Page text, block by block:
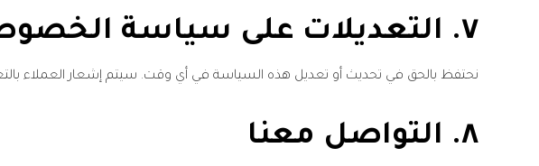
٧. التعديلات على سياسة
نحتفظ بالحق في تحديث أو تعديل هذه السياسة في أي وقت. سيتم إشعار العملاء
٨. التواصل معنا